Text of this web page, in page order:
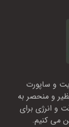
و ساپورت
و منحصر به
و انرژی برای
می کنیم.